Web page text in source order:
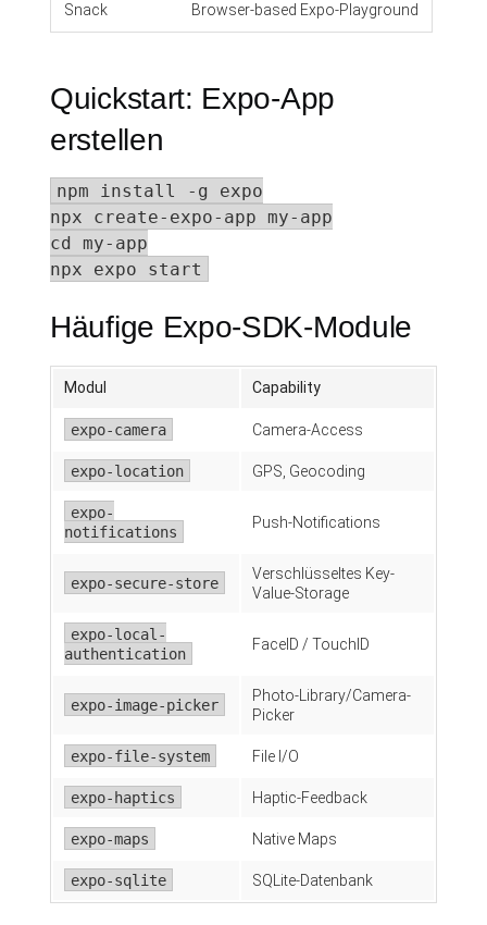
Snack Browser-based Expo-Playground
Quickstart: Expo-App
erstellen
npm install -g expo
npx create-expo-app my-app
cd my-app
npx expo start
Häufige Expo-SDK-Module
Modul Capability
expo-camera Camera-Access
expo-location GPS, Geocoding
expo-
notifications
Push-Notifications
expo-secure-store
Verschlüsseltes Key-
Value-Storage
expo-local-
authentication
FaceID / TouchID
expo-image-picker
Photo-Library/Camera-
Picker
expo-file-system File I/O
expo-haptics Haptic-Feedback
expo-maps Native Maps
expo-sqlite SQLite-Datenbank